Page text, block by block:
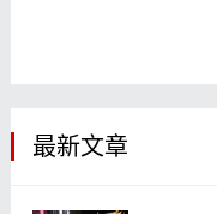
最新文章